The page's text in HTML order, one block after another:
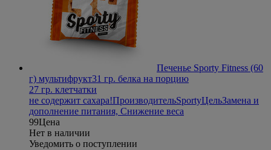
Печенье Sporty Fitness (60
г) мультифрукт31 гр. белка на порцию
27 гр. клетчатки
не содержит сахара!ПроизводительSportyЦельЗамена и
дополнение питания, Снижение веса
99Цена
Нет в наличии
Уведомить о поступлении